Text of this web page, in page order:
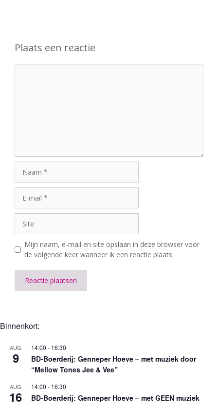
Plaats een reactie
mail
Mijn naam, e-mail en site opslaan in deze browser voor
de volgende keer wanneer ik een reactie plaats.
e
n
a
v
e
Binnenkort:
AUG
9
14:00 - 16:30
BD-Boerderij: Genneper Hoeve – met muziek door
“Mellow Tones Jee & Vee”
AUG
16
14:00 - 16:30
BD-Boerderij: Genneper Hoeve – met GEEN muziek